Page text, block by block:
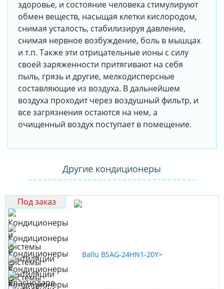
здоровье, и состояние человека стимулируют
обмен веществ, насыщая клетки кислородом,
снимая усталость, стабилизируя давление,
снимая нервное возбуждение, боль в мышцах
и т.п. Также эти отрицательные ионы с силу
своей заряженности притягивают на себя
пыль, грязь и другие, мелкодисперсные
составляющие из воздуха. В дальнейшем
воздуха проходит через воздушный фильтр, и
все загрязнения остаются на нем, а
очищенный воздух поступает в помещение.
Другие кондиционеры
Под заказ